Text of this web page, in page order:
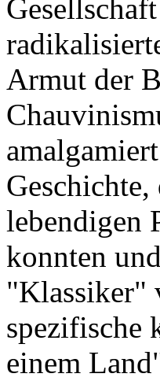
Armut der
lebendigen
konnten
"Klassiker"
spezifische
einem